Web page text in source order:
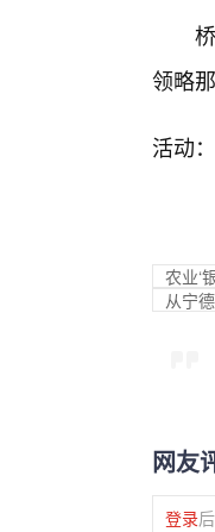
领略
活动
农业‘
从宁
网友
登录